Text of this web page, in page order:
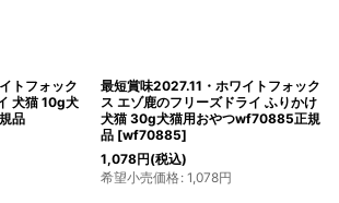
トフォック
ズドライ17g
品
最短賞味2027.10・ホワイトフォック
ス エゾ鹿のフリーズドライ 犬猫 30g
犬猫用おやつwf70670正規品
[wf70670]
1,078円(税込)
希望小売価格: 1,078円